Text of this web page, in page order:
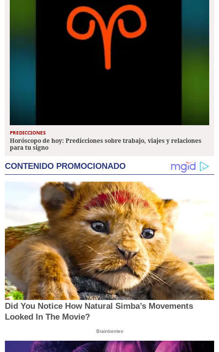
PREDICCIONES
Horóscopo de hoy: Predicciones sobre trabajo, viajes y relaciones
para tu signo
CONTENIDO PROMOCIONADO
Did You Notice How Natural Simba’s Movements
Looked In The Movie?
Brainberries